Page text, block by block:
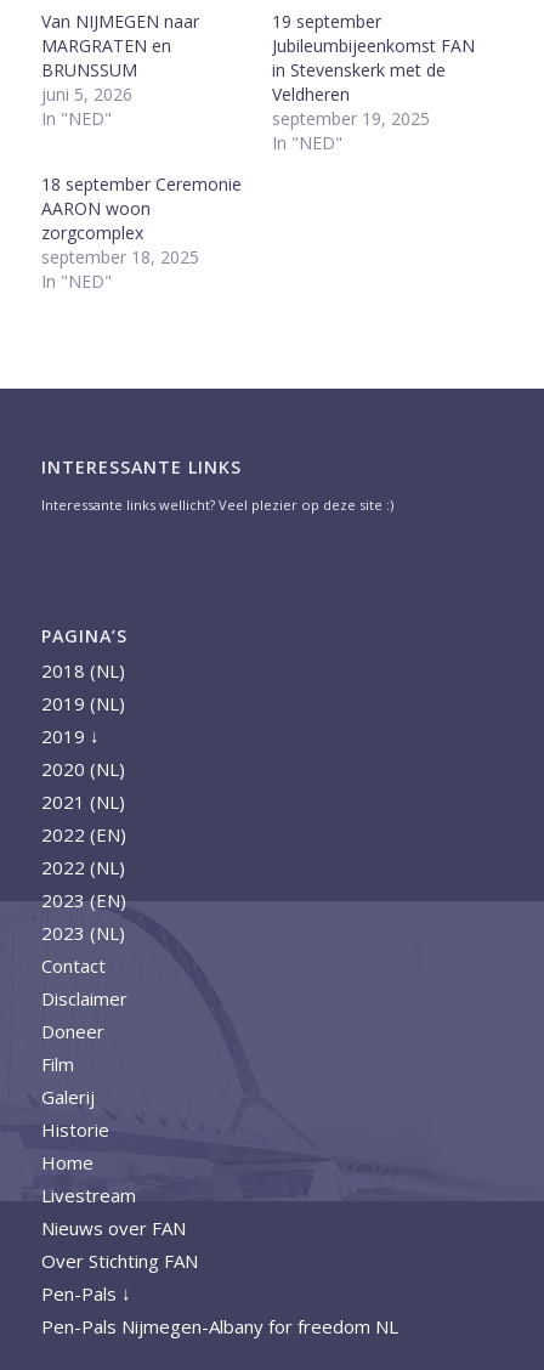
Van NIJMEGEN naar
MARGRATEN en
BRUNSSUM
juni 5, 2026
In "NED"
19 september
Jubileumbijeenkomst FAN
in Stevenskerk met de
Veldheren
september 19, 2025
In "NED"
18 september Ceremonie
AARON woon
zorgcomplex
september 18, 2025
In "NED"
INTERESSANTE LINKS
Interessante links wellicht? Veel plezier op deze site :)
PAGINA’S
2018 (NL)
2019 (NL)
2019 ↓
2020 (NL)
2021 (NL)
2022 (EN)
2022 (NL)
2023 (EN)
2023 (NL)
Contact
Disclaimer
Doneer
Film
Galerij
Historie
Home
Livestream
Nieuws over FAN
Over Stichting FAN
Pen-Pals ↓
Pen-Pals Nijmegen-Albany for freedom NL